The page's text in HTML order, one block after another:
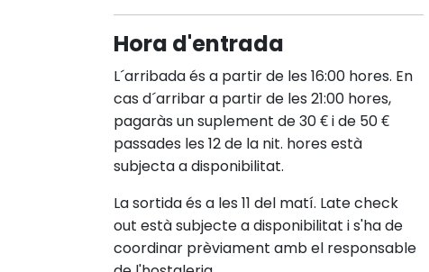
Hora d'entrada
L´arribada és a partir de les 16:00 hores. En
cas d´arribar a partir de les 21:00 hores,
pagaràs un suplement de 30 € i de 50 €
passades les 12 de la nit. hores està
subjecta a disponibilitat.
La sortida és a les 11 del matí. Late check
out està subjecte a disponibilitat i s'ha de
coordinar prèviament amb el responsable